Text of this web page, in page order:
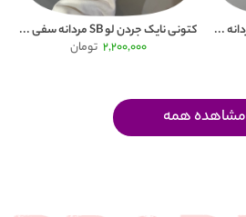
کفش پیاده روی مردانه هامتو( humtt ...
2,700,000 تومان 2,900,000
مشاهده همه